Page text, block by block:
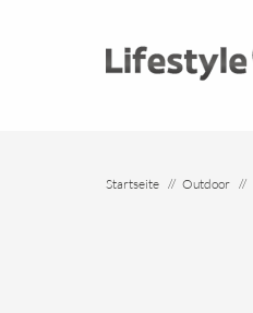
Startseite Outdoor